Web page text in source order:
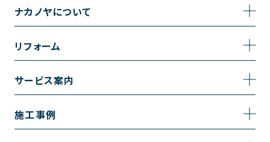
ナカノヤについて
事業内容
採用情報
リフォーム
トイレのリフォーム
キッチンのリフォーム
サービス案内
サービスの流れ
施工事例